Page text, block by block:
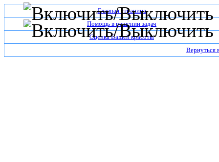
Главная страница
Помощь в решении задач
Оценка Вашей красоты
Вернуться